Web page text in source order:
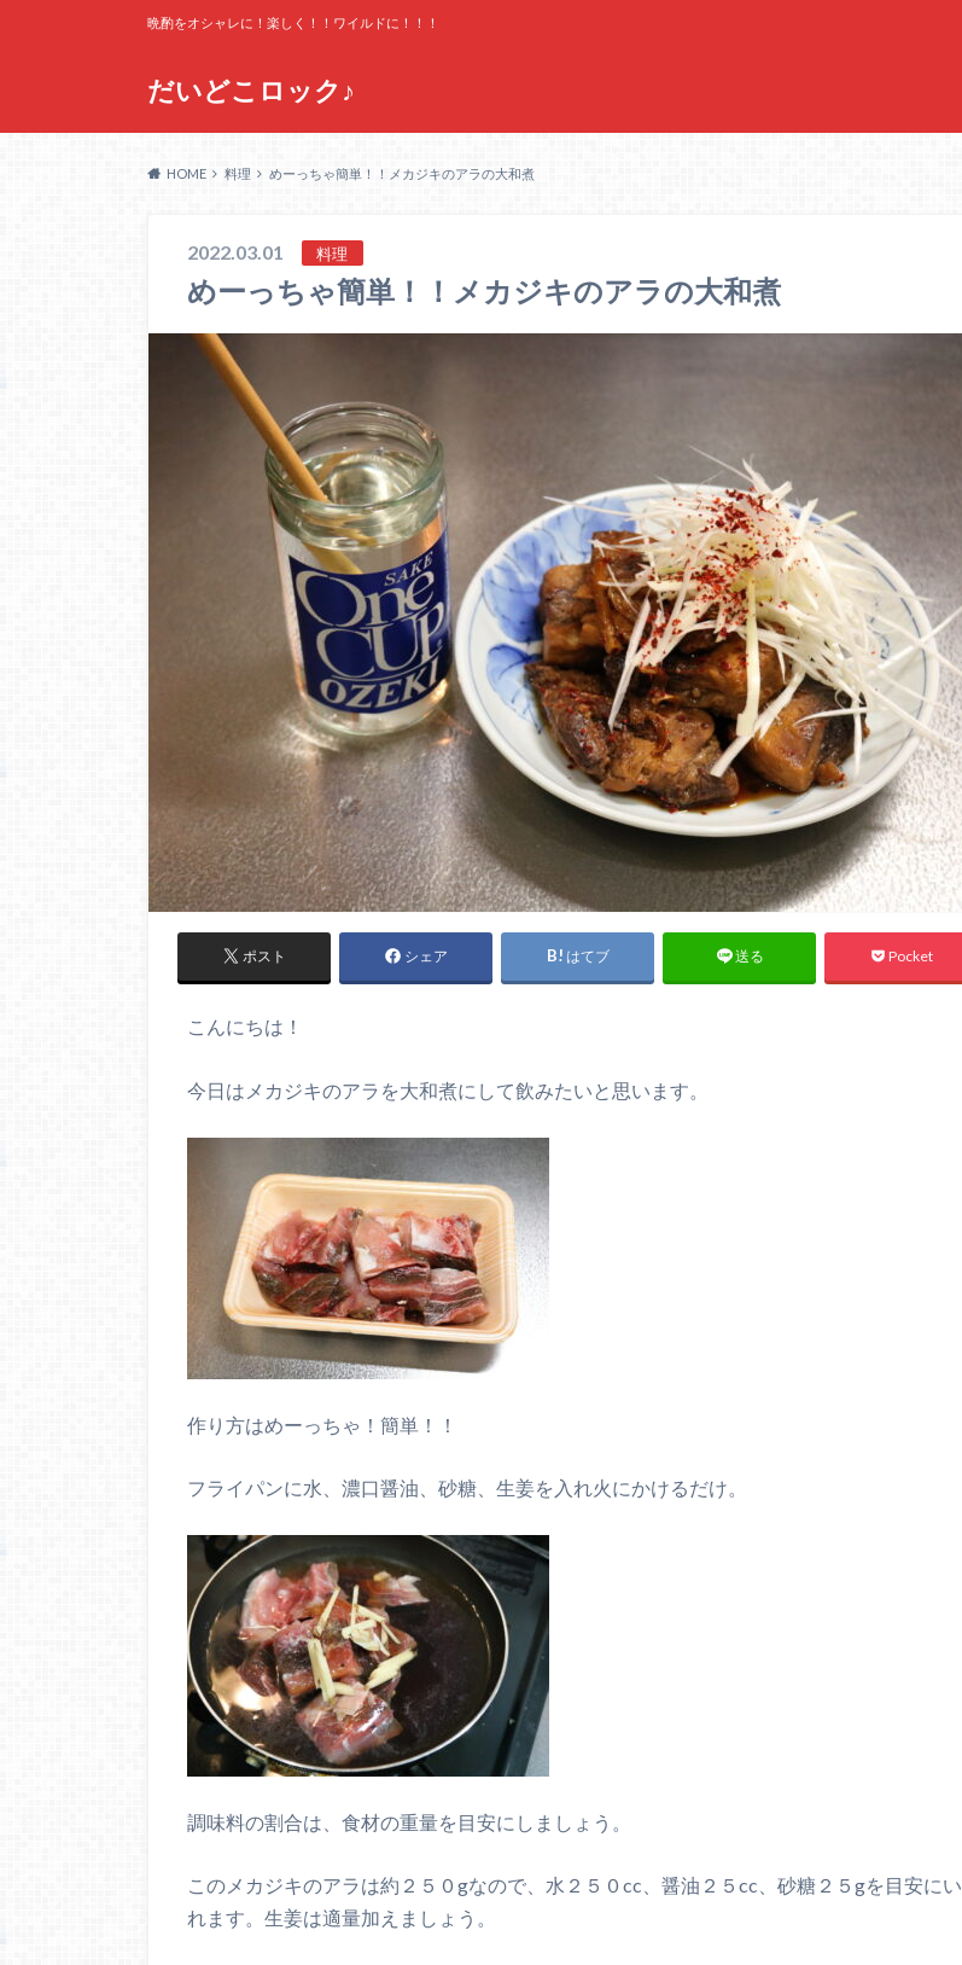
だいどこロック♪
晩酌をオシャレに！楽しく！！ワイルドに！！！
HOME 料理 めーっちゃ簡単！！メカジキのアラの大和煮
2022.03.01 料理
めーっちゃ簡単！！メカジキのアラの大和煮
ポスト シェア はてブ 送る Pocket
こんにちは！
今日はメカジキのアラを大和煮にして飲みたいと思います。
作り方はめーっちゃ！簡単！！
フライパンに水、濃口醤油、砂糖、生姜を入れ火にかけるだけ。
調味料の割合は、食材の重量を目安にしましょう。
このメカジキのアラは約２５０ gなので、水２５０ cc 、醤油２５ cc 、砂糖２５ gを目安にい
れます。生姜は適量加えましょう。